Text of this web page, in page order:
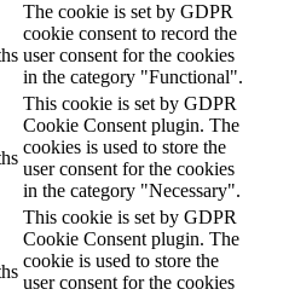
The cookie is set by GDPR
cookie consent to record the
user consent for the cookies
in the category "Functional".
This cookie is set by GDPR
Cookie Consent plugin. The
cookies is used to store the
user consent for the cookies
in the category "Necessary".
This cookie is set by GDPR
Cookie Consent plugin. The
cookie is used to store the
user consent for the cookies